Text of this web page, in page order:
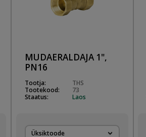
MUDAERALDAJA 1",
PN16
Tootja:
THS
Tootekood:
73
Staatus:
Laos
Üksiktoode